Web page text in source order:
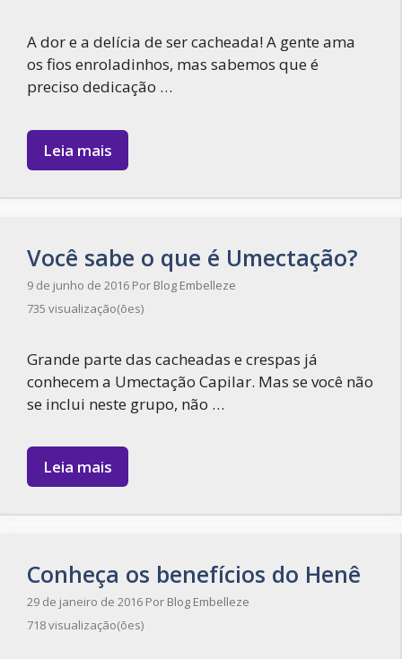
A dor e a delícia de ser cacheada! A gente ama
os fios enroladinhos, mas sabemos que é
preciso dedicação …
Leia mais
Você sabe o que é Umectação?
9 de junho de 2016 Por Blog Embelleze
735 visualização(ões)
Grande parte das cacheadas e crespas já
conhecem a Umectação Capilar. Mas se você não
se inclui neste grupo, não …
Leia mais
Conheça os benefícios do Henê
29 de janeiro de 2016 Por Blog Embelleze
718 visualização(ões)